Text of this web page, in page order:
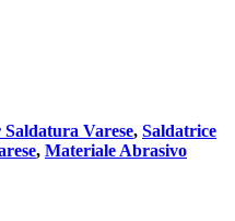
Varese, Saldatrice
, Materiale Abrasivo